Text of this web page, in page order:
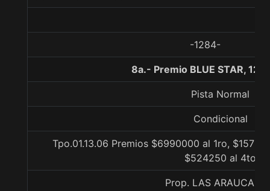
-1284-
8a.- Premio BLUE STAR,
Pista Normal
Condicional
Tpo.01.13.06 Premios $6990000 al 1ro,
$524250 al 4to
Prop. LAS